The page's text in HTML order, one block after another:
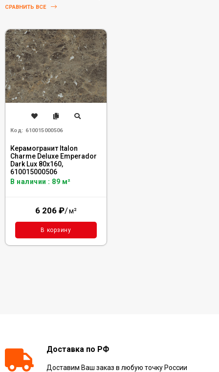
СРАВНИТЬ ВСЕ
Код: 610015000506
Керамогранит Italon
Charme Deluxe Emperador
Dark Lux 80x160,
610015000506
В наличии : 89 м²
6 206 ₽/м²
В корзину
Доставка по РФ
Доставим Ваш заказ в любую точку России